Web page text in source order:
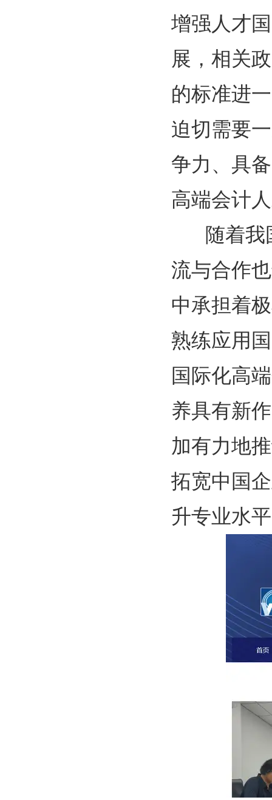
增强人才
展，相关
的标准进
迫切需要
争力、具
高端会计
随着我国
流与合作
中承担着
熟练应用
国际化高
养具有新
加有力地
拓宽中国
升专业水